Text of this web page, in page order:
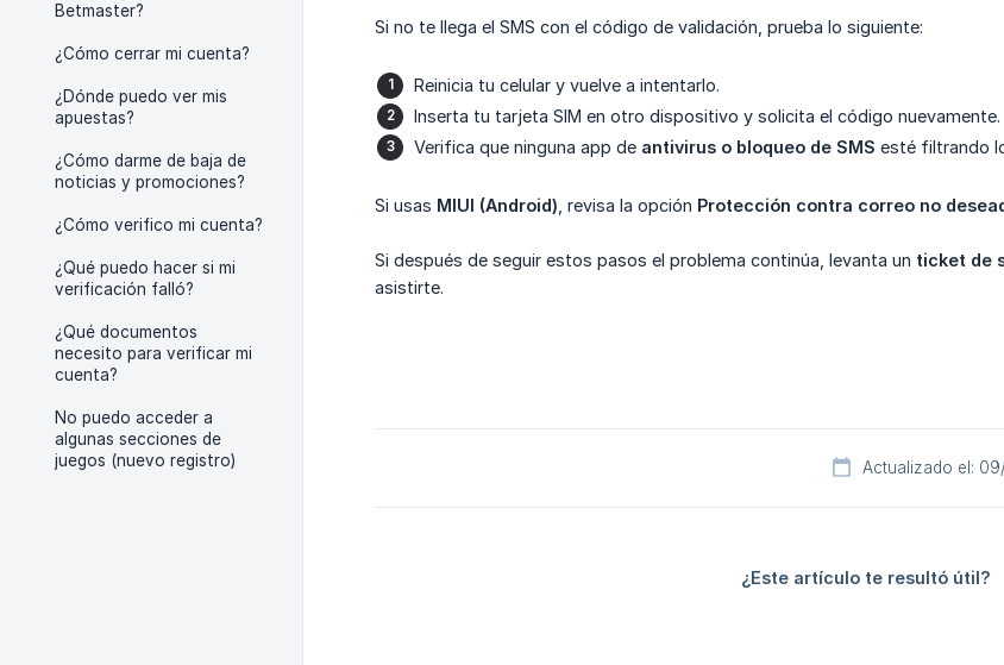
Betmaster?
¿Cómo cerrar mi cuenta?
¿Dónde puedo ver mis
apuestas?
¿Cómo darme de baja de
noticias y promociones?
¿Cómo verifico mi cuenta?
¿Qué puedo hacer si mi
verificación falló?
¿Qué documentos
necesito para verificar mi
cuenta?
No puedo acceder a
algunas secciones de
juegos (nuevo registro)
Si no te llega el SMS con el código de validación, prueba lo siguiente:
Reinicia tu celular y vuelve a intentarlo.
Inserta tu tarjeta SIM en otro dispositivo y solicita el código nuevamente.
Verifica que ninguna app de antivirus o bloqueo de SMS esté filtrando
Si usas MIUI (Android) , revisa la opción Protección contra correo no
Si después de seguir estos pasos el problema continúa, levanta un ticket de
asistirte.
Actualizado el:
¿Este artículo te resultó útil?